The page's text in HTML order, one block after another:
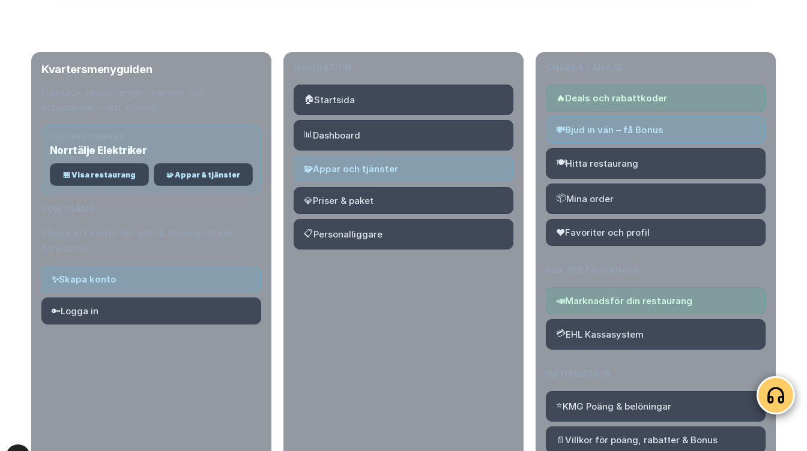
Kvartersmenyguiden
Norrtälje Elektriker
🏪 Visa restaurang 🧩 Appar & tjänster
✨Skapa konto
🔑Logga in
🏠Startsida
📊Dashboard
🧩Appar och tjänster
💎Priser & paket
📋Personalliggare
🔥Deals och rabattkoder
💸Bjud in vän – få Bonus
🍽️Hitta restaurang
📦Mina order
❤️Favoriter och profil
📣Marknadsför din restaurang
💳EHL Kassasystem
⭐KMG Poäng & belöningar
📄Villkor för poäng, rabatter & Bonus